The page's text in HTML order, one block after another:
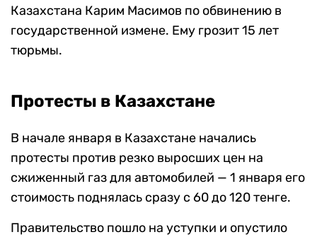
Казахстана Карим Масимов по обвинению в
государственной измене. Ему грозит 15 лет
тюрьмы.
Протесты в Казахстане
В начале января в Казахстане начались
протесты против резко выросших цен на
сжиженный газ для автомобилей — 1 января его
стоимость поднялась сразу с 60 до 120 тенге.
Правительство пошло на уступки и опустило